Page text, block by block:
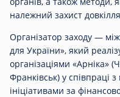
належний захист
Організатор заходу —
для України», який
організаціями «Арніка»
Франківськ) у співпраці
ініціативами за